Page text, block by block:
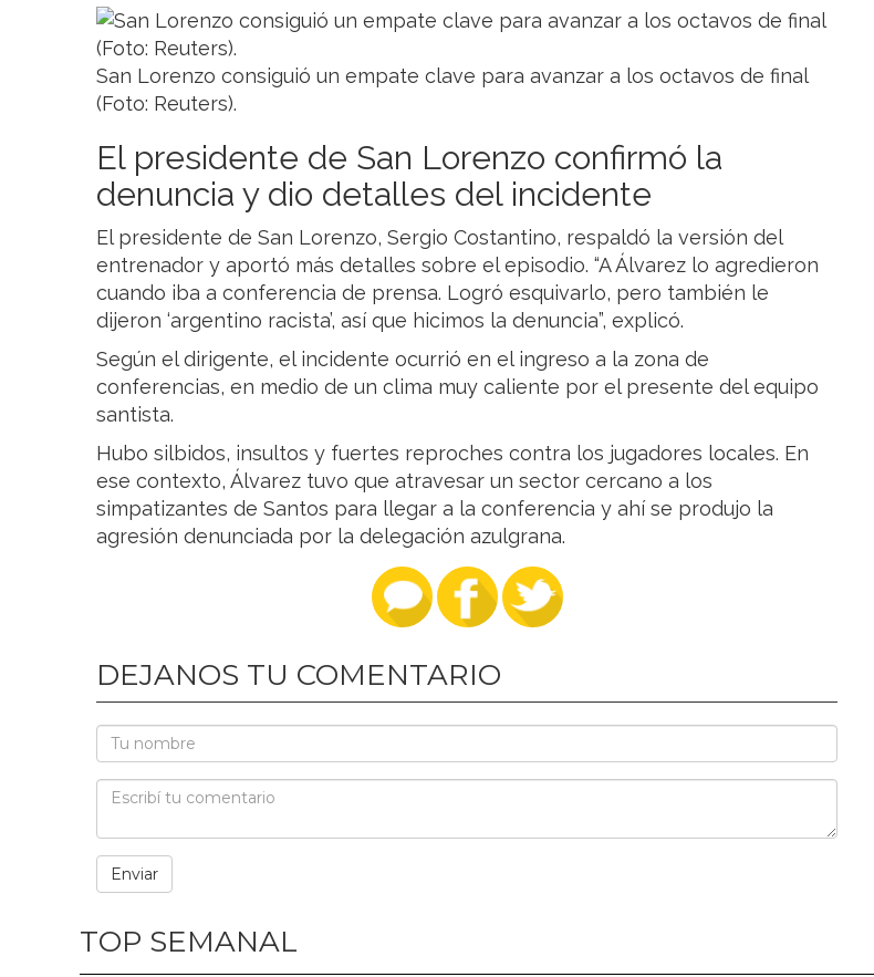
San Lorenzo consiguió un empate clave para avanzar a los octavos de final
(Foto: Reuters).
El presidente de San Lorenzo confirmó la
denuncia y dio detalles del incidente
El presidente de San Lorenzo, Sergio Costantino, respaldó la versión del
entrenador y aportó más detalles sobre el episodio. “A Álvarez lo agredieron
cuando iba a conferencia de prensa. Logró esquivarlo, pero también le
dijeron ‘argentino racista’, así que hicimos la denuncia”, explicó.
Según el dirigente, el incidente ocurrió en el ingreso a la zona de
conferencias, en medio de un clima muy caliente por el presente del equipo
santista.
Hubo silbidos, insultos y fuertes reproches contra los jugadores locales. En
ese contexto, Álvarez tuvo que atravesar un sector cercano a los
simpatizantes de Santos para llegar a la conferencia y ahí se produjo la
agresión denunciada por la delegación azulgrana.
DEJANOS TU COMENTARIO
TOP SEMANAL